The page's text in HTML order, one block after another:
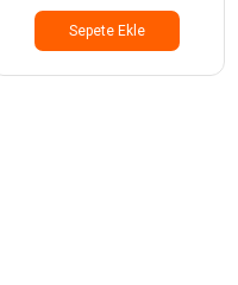
Sepete Ekle